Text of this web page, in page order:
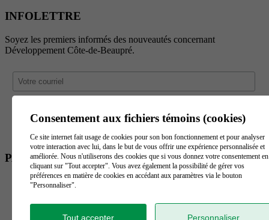
INFOLETTRE
Soyez les premiers informés des nouveautés concernant
Développement Côte-de-Beaupré.
PARTENAIRES
Consentement aux fichiers témoins (cookies)
Ce site internet fait usage de cookies pour son bon fonctionnement et pour analyser
votre interaction avec lui, dans le but de vous offrir une expérience personnalisée et
améliorée. Nous n'utiliserons des cookies que si vous donnez votre consentement en
cliquant sur "Tout accepter". Vous avez également la possibilité de gérer vos
préférences en matière de cookies en accédant aux paramètres via le bouton
"Personnaliser".
Tout accepter Personnaliser